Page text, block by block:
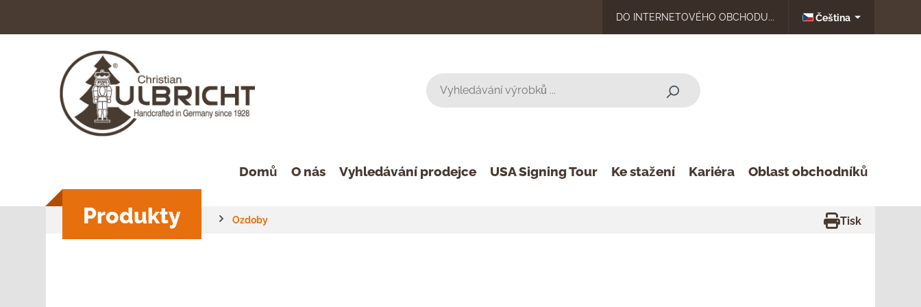
DO INTERNETOVÉHO OBCHODU... Čeština
Domů
Produkty
O nás Vyhledávání prodejce USA Signing Tour Ke stažení Kariéra Oblast obchodníků
Ozdoby Tisk